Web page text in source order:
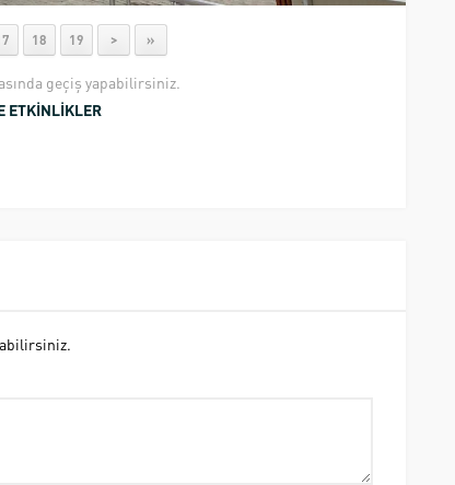
18 19 > »
geçiş yapabilirsiniz.
ETKİNLİKLER